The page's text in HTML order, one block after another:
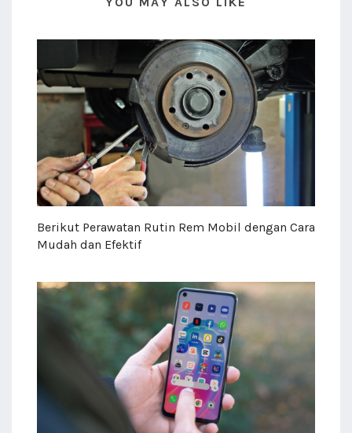
Berikut Perawatan Rutin Rem Mobil dengan Cara
Mudah dan Efektif